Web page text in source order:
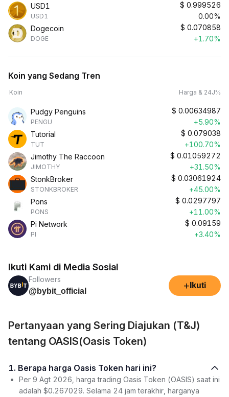
USD1
USD1
$ 0.999526
0.00%
Dogecoin
DOGE
$ 0.070858
+1.70%
Koin yang Sedang Tren
Koin Harga & 24J%
Pudgy Penguins
PENGU
$ 0.00634987
+5.90%
Tutorial
TUT
$ 0.079038
+100.70%
Jimothy The Raccoon
JIMOTHY
$ 0.01059272
+31.50%
StonkBroker
STONKBROKER
$ 0.03061924
+45.00%
Pons
PONS
$ 0.0297797
+11.00%
Pi Network
PI
$ 0.09159
+3.40%
Ikuti Kami di Media Sosial
Followers
@bybit_official
+ Ikuti
Pertanyaan yang Sering Diajukan (T&J)
tentang OASIS(Oasis Token)
1. Berapa harga Oasis Token hari ini?
Per 9 Agt 2026, harga trading Oasis Token (OASIS) saat ini
adalah $0.267029. Selama 24 jam terakhir, harganya